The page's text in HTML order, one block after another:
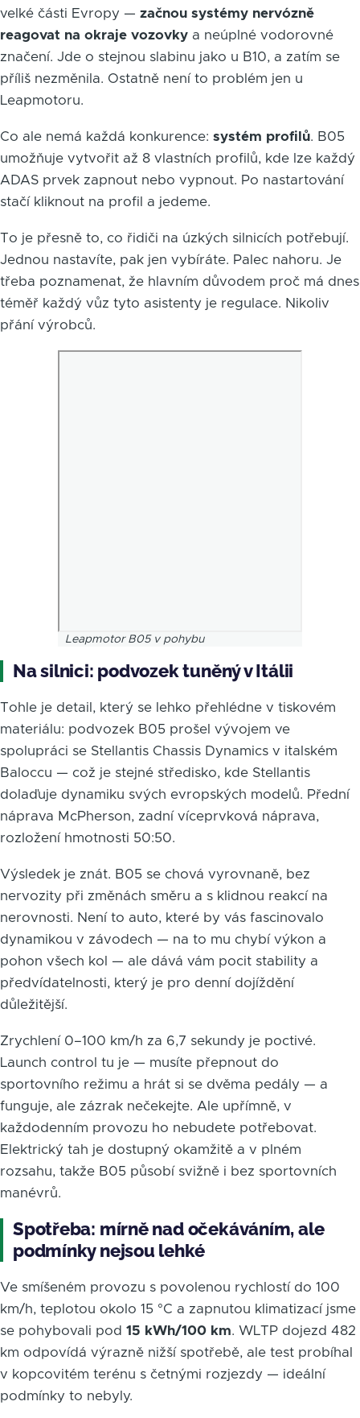
velké části Evropy — začnou systémy nervózně
reagovat na okraje vozovky a neúplné vodorovné
značení. Jde o stejnou slabinu jako u B10, a zatím se
příliš nezměnila. Ostatně není to problém jen u
Leapmotoru.
Co ale nemá každá konkurence: systém profilů. B05
umožňuje vytvořit až 8 vlastních profilů, kde lze každý
ADAS prvek zapnout nebo vypnout. Po nastartování
stačí kliknout na profil a jedeme.
To je přesně to, co řidiči na úzkých silnicích potřebují.
Jednou nastavíte, pak jen vybíráte. Palec nahoru. Je
třeba poznamenat, že hlavním důvodem proč má dnes
téměř každý vůz tyto asistenty je regulace. Nikoliv
přání výrobců.
Leapmotor B05 v pohybu
Na silnici: podvozek tuněný v Itálii
Tohle je detail, který se lehko přehlédne v tiskovém
materiálu: podvozek B05 prošel vývojem ve
spolupráci se Stellantis Chassis Dynamics v italském
Baloccu — což je stejné středisko, kde Stellantis
dolaďuje dynamiku svých evropských modelů. Přední
náprava McPherson, zadní víceprvková náprava,
rozložení hmotnosti 50:50.
Výsledek je znát. B05 se chová vyrovnaně, bez
nervozity při změnách směru a s klidnou reakcí na
nerovnosti. Není to auto, které by vás fascinovalo
dynamikou v závodech — na to mu chybí výkon a
pohon všech kol — ale dává vám pocit stability a
předvídatelnosti, který je pro denní dojíždění
důležitější.
Zrychlení 0–100 km/h za 6,7 sekundy je poctivé.
Launch control tu je — musíte přepnout do
sportovního režimu a hrát si se dvěma pedály — a
funguje, ale zázrak nečekejte. Ale upřímně, v
každodenním provozu ho nebudete potřebovat.
Elektrický tah je dostupný okamžitě a v plném
rozsahu, takže B05 působí svižně i bez sportovních
manévrů.
Spotřeba: mírně nad očekáváním, ale
podmínky nejsou lehké
Ve smíšeném provozu s povolenou rychlostí do 100
km/h, teplotou okolo 15 °C a zapnutou klimatizací jsme
se pohybovali pod 15 kWh/100 km. WLTP dojezd 482
km odpovídá výrazně nižší spotřebě, ale test probíhal
v kopcovitém terénu s četnými rozjezdy — ideální
podmínky to nebyly.